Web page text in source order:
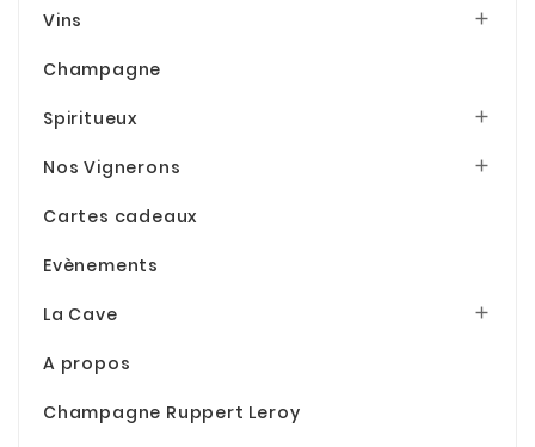
Vins 
Champagne
Spiritueux 
Nos Vignerons 
Cartes cadeaux
Evènements
La Cave 
A propos
Champagne Ruppert Leroy